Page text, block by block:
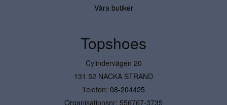
Våra butiker
Topshoes
Cylindervägen 20
131 52 NACKA STRAND
Telefon: 08-204425
Organisationsnr: 556767-3735